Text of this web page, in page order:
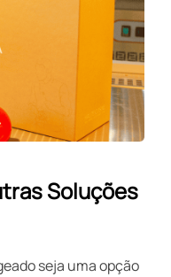
Soluções
seja uma opção